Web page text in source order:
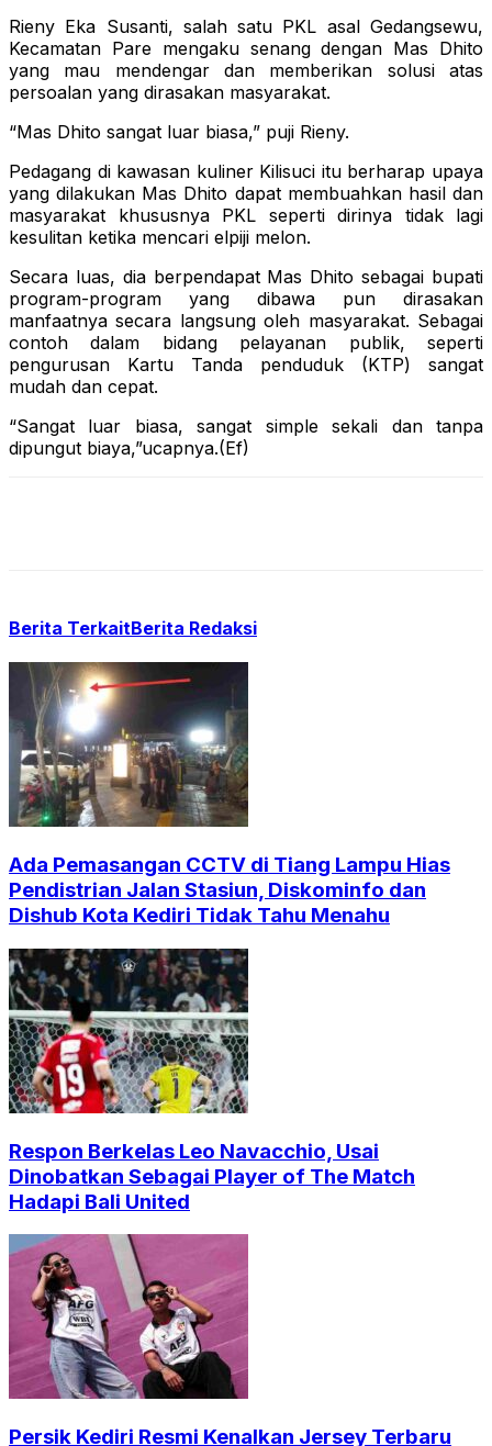
Rieny Eka Susanti, salah satu PKL asal Gedangsewu,
Kecamatan Pare mengaku senang dengan Mas Dhito
yang mau mendengar dan memberikan solusi atas
persoalan yang dirasakan masyarakat.
“Mas Dhito sangat luar biasa,” puji Rieny.
Pedagang di kawasan kuliner Kilisuci itu berharap upaya
yang dilakukan Mas Dhito dapat membuahkan hasil dan
masyarakat khususnya PKL seperti dirinya tidak lagi
kesulitan ketika mencari elpiji melon.
Secara luas, dia berpendapat Mas Dhito sebagai bupati
program-program yang dibawa pun dirasakan
manfaatnya secara langsung oleh masyarakat. Sebagai
contoh dalam bidang pelayanan publik, seperti
pengurusan Kartu Tanda penduduk (KTP) sangat
mudah dan cepat.
“Sangat luar biasa, sangat simple sekali dan tanpa
dipungut biaya,”ucapnya.(Ef)
Berita TerkaitBerita Redaksi
Ada Pemasangan CCTV di Tiang Lampu Hias
Pendistrian Jalan Stasiun, Diskominfo dan
Dishub Kota Kediri Tidak Tahu Menahu
Respon Berkelas Leo Navacchio, Usai
Dinobatkan Sebagai Player of The Match
Hadapi Bali United
Persik Kediri Resmi Kenalkan Jersey Terbaru